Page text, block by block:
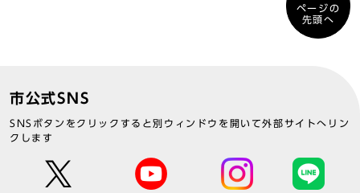
ページの
先頭へ
市公式SNS
SNSボタンをクリックすると別ウィンドウを開いて外部サイトへリン
クします